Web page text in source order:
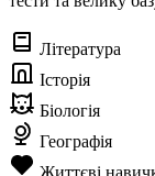
Література
Історія
Біологія
Географія
Життєві